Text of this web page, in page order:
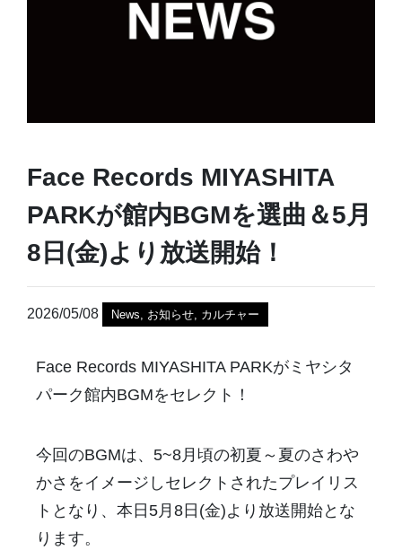
Face Records MIYASHITA
PARKが館内BGMを選曲＆5月
8日(金)より放送開始！
2026/05/08 News, お知らせ, カルチャー
Face Records MIYASHITA PARKがミヤシタ
パーク館内BGMをセレクト！
今回のBGMは、5~8月頃の初夏～夏のさわや
かさをイメージしセレクトされたプレイリス
トとなり、本日5月8日(金)より放送開始とな
ります。